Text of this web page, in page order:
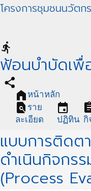
โครงการชุมชนนวัตก
directions_run
ฟ้อนบำบัดเ
share
home หน้าหลัก
find_in_page ราย
ละเอียด
event
ปฏิทิน กิ
แบบการติดต
ดำเนินกิจกร
(Process